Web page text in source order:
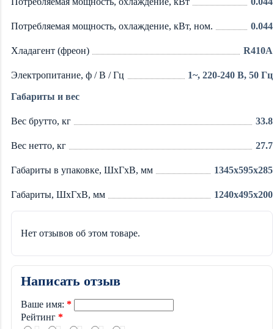
Потребляемая мощность, охлаждение, кВт, ном. 0.044
Хладагент (фреон) R410A
Электропитание, ф / В / Гц 1~, 220-240 В, 50 Гц
Габариты и вес
Вес брутто, кг 33.8
Вес нетто, кг 27.7
Габариты в упаковке, ШхГхВ, мм 1345x595x285
Габариты, ШхГхВ, мм 1240x495x200
Нет отзывов об этом товаре.
Написать отзыв
Ваше имя:
Рейтинг